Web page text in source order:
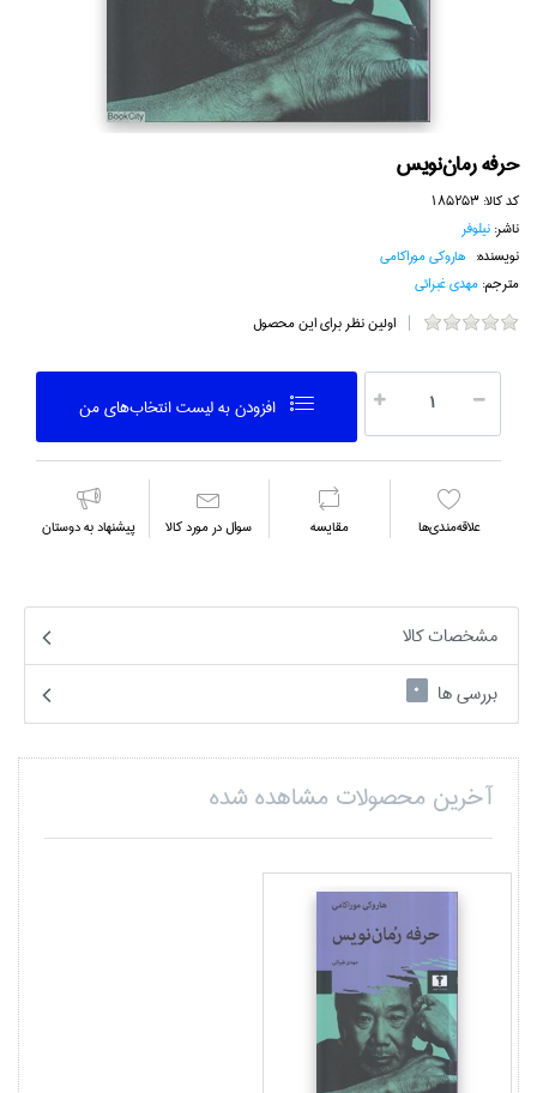
حرفه رمان‌نويس
کد کالا:185253
ناشر:نيلوفر
نویسنده: هاروكي موراكامي
مترجم:مهدي غبرائي
اولین نظر برای این محصول
افزودن به ليست انتخاب‌هاي من
علاقه‌مندي‌ها مقايسه سوال در مورد كالا پیشنهاد به دوستان
مشخصات کالا
بررسی ها
0
آخرین محصولات مشاهده شده